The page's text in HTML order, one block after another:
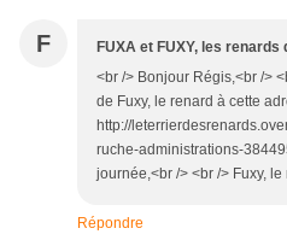
F FUXA et FUXY, les renards
<br /> Bonjour Régis,<br />
de Fuxy, le renard à cette
http://
ruche-administrations-
journée,<br /> <br /> Fuxy,
Répondre